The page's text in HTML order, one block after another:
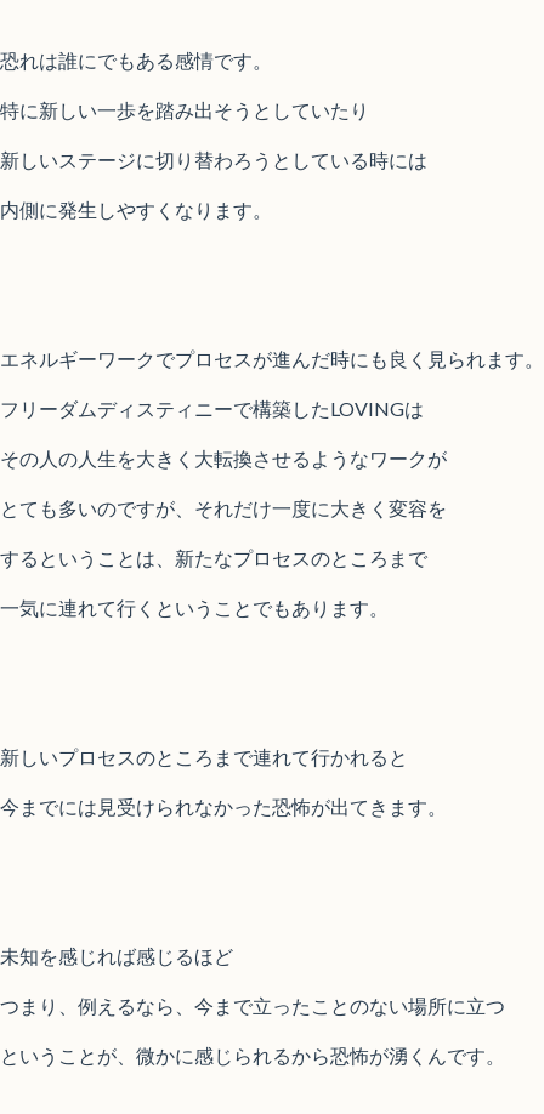
恐れは誰にでもある感情です。
特に新しい一歩を踏み出そうとしていたり
新しいステージに切り替わろうとしている時には
内側に発生しやすくなります。
エネルギーワークでプロセスが進んだ時にも良く見られます。
フリーダムディスティニーで構築したLOVINGは
その人の人生を大きく大転換させるようなワークが
とても多いのですが、それだけ一度に大きく変容を
するということは、新たなプロセスのところまで
一気に連れて行くということでもあります。
新しいプロセスのところまで連れて行かれると
今までには見受けられなかった恐怖が出てきます。
未知を感じれば感じるほど
つまり、例えるなら、今まで立ったことのない場所に立つ
ということが、微かに感じられるから恐怖が湧くんです。